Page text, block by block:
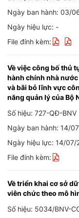
Ngày ban hành: 03/
Ngày hiệu lực: -
File đính kèm:
Về việc công bố thủ
hành chính nhà
và bãi bỏ lĩnh vực
năng quản lý của Bộ
Số hiệu: 727-QĐ-BNV
Ngày ban hành: 14/
Ngày hiệu lực: 14/07/
File đính kèm:
Về triển khai cơ sở
viên chức theo mô
Số hiệu: 5034/BNV-